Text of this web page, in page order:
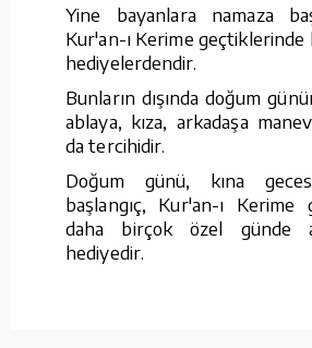
Yine bayanlara namaza
Kur'an-ı Kerime geçtiklerinde
hediyelerdendir.
Bunların dışında doğum
ablaya, kıza, arkadaşa
da tercihidir.
Doğum günü, kına
başlangıç, Kur'an-ı Kerime
daha birçok özel günde
hediyedir.